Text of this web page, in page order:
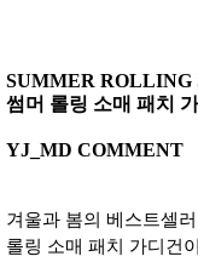
SUMMER ROLLING
썸머 롤링 소매 패치
YJ_MD COMMENT
겨울과 봄의 베스트셀러
롤링 소매 패치 가디건이